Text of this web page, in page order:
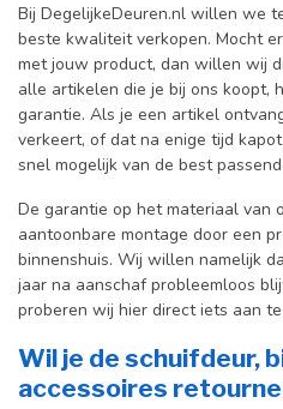
Bij DegelijkeDeuren.nl willen we
beste kwaliteit verkopen. Mocht
met jouw product, dan willen wij
alle artikelen die je bij ons koopt,
garantie. Als je een artikel
verkeert, of dat na enige tijd
snel mogelijk van de best
De garantie op het materiaal van
aantoonbare montage door een
binnenshuis. Wij willen namelijk
jaar na aanschaf probleemloos
proberen wij hier direct iets aan
Wil je de schuifdeur,
accessoires